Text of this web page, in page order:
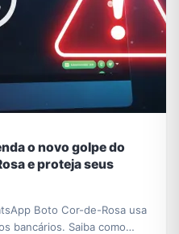
o novo golpe do
e proteja seus
Boto Cor-de-Rosa usa
bancários. Saiba como